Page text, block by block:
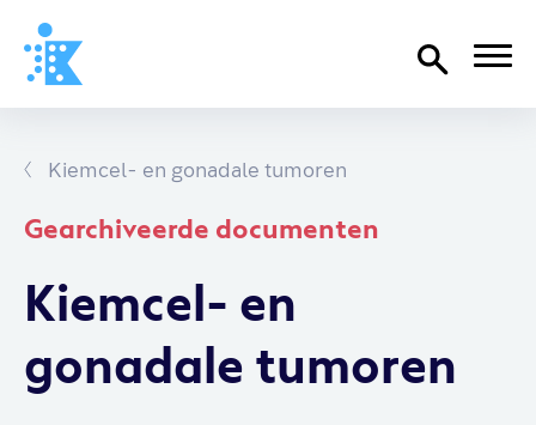
Kiemcel- en gonadale tumoren
Gearchiveerde documenten
Kiemcel- en
gonadale tumoren
Richtlijnen
Over SKION
Organisatie
Documenten